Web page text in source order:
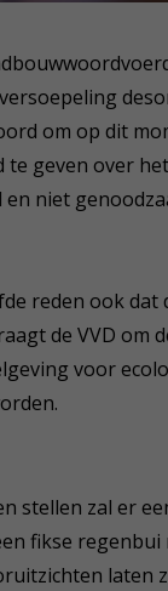
om op dit
te geven over
niet
reden ook
de VVD om
voor
stellen zal er
fikse
laten